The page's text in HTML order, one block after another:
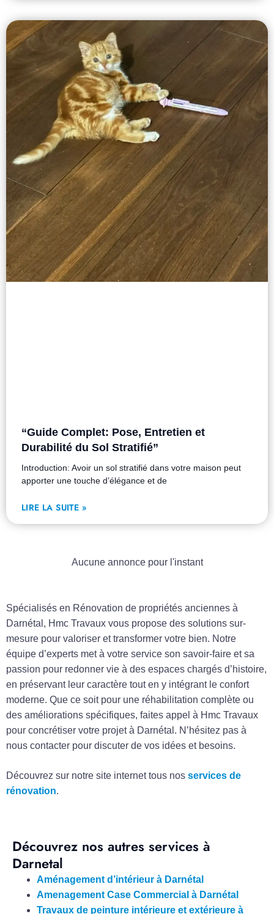
“Guide Complet: Pose, Entretien et
Durabilité du Sol Stratifié”
Introduction: Avoir un sol stratifié dans votre maison peut
apporter une touche d’élégance et de
LIRE LA SUITE »
Aucune annonce pour l'instant
Spécialisés en Rénovation de propriétés anciennes à
Darnétal, Hmc Travaux vous propose des solutions sur-
mesure pour valoriser et transformer votre bien. Notre
équipe d’experts met à votre service son savoir-faire et sa
passion pour redonner vie à des espaces chargés d’histoire,
en préservant leur caractère tout en y intégrant le confort
moderne. Que ce soit pour une réhabilitation complète ou
des améliorations spécifiques, faites appel à Hmc Travaux
pour concrétiser votre projet à Darnétal. N’hésitez pas à
nous contacter pour discuter de vos idées et besoins.
Découvrez sur notre site internet tous nos services de
rénovation.
Découvrez nos autres services à
Darnetal
Aménagement d’intérieur à Darnétal
Amenagement Case Commercial à Darnétal
Travaux de peinture intérieure et extérieure à